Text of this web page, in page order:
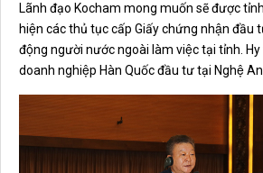
Lãnh đạo Kocham mong muốn sẽ được
hiện các thủ tục cấp Giấy chứng nhận đầu
động người nước ngoài làm việc tại tỉnh. Hy
doanh nghiệp Hàn Quốc đầu tư tại Nghệ An.